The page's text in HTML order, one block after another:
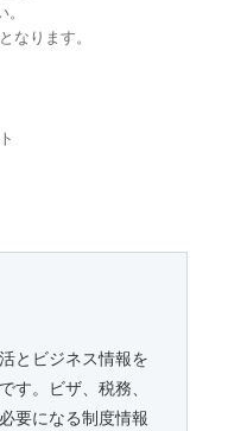
なります。
とビジネス情報を
す。ビザ、税務、
要になる制度情報